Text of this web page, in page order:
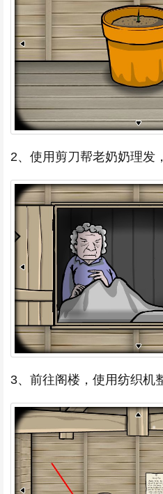
2、使用剪刀帮老奶奶理发
3、前往阁楼，使用纺织机